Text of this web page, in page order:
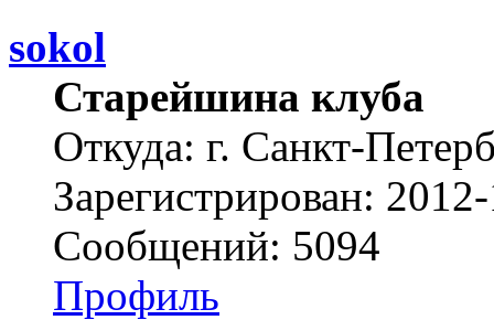
sokol
Старейшина клуба
Откуда: г. Санкт-
Зарегистрирован:
Сообщений: 5094
Профиль